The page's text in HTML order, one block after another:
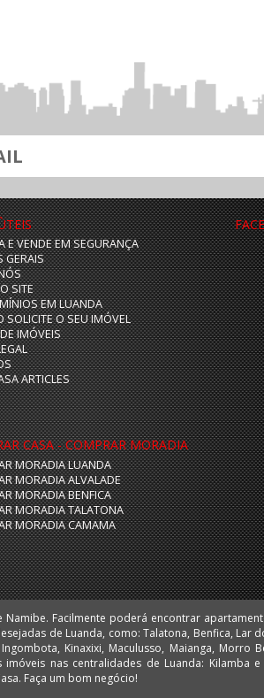
E VENDE EM SEGURANÇA
GERAIS
SITE
EM LUANDA
SOLICITE O SEU IMÓVEL
IMÓVEIS
ARTICLES
CASA - COMPRAR MORADIA
MORADIA LUANDA
MORADIA ALVALADE
MORADIA BENFICA
MORADIA TALATONA
MORADIA CAMAMA
Faça um bom negócio!